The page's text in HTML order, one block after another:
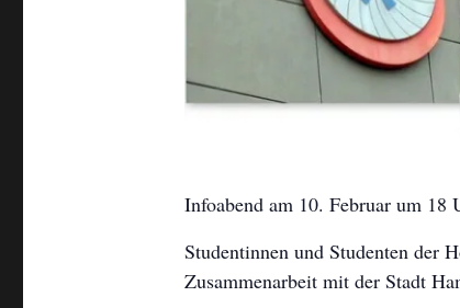
Infoabend am 10. Februar um
Studentinnen und Studenten der
Zusammenarbeit mit der Stadt